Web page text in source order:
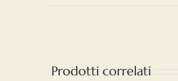
Prodotti correlati